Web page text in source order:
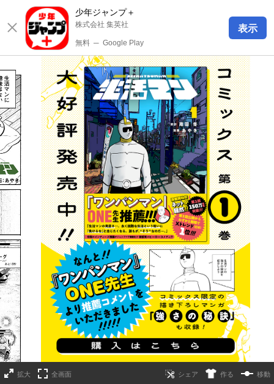
少年ジャンプ＋
株式会社 集英社
無料 ─ Google Play
表示
詳細ページへのリンク
拡大 全画面 作る 移動